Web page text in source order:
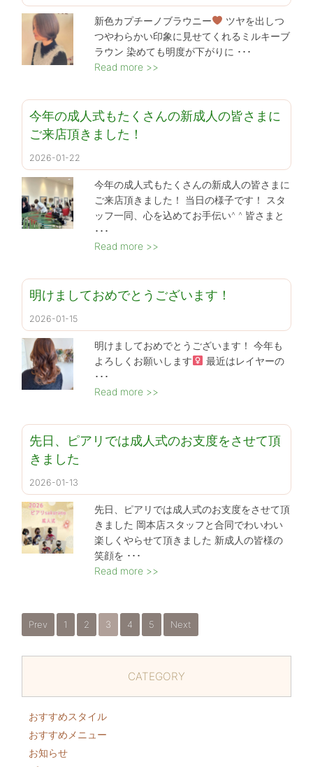
新色カプチーノブラウニー
ツヤを出しつ
つやわらかい印象に見せてくれるミルキーブ
ラウン 染めても明度が下がりに ･･･
Read more >>
今年の成人式もたくさんの新成人の皆さまに
ご来店頂きました！
2026-01-22
今年の成人式もたくさんの新成人の皆さまに
ご来店頂きました！ 当日の様子です！ スタ
ッフ一同、心を込めてお手伝い^ ^ 皆さまと
･･･
Read more >>
明けましておめでとうございます！
2026-01-15
明けましておめでとうございます！ 今年も
よろしくお願いします‍
最近はレイヤーの
･･･
Read more >>
先日、ピアリでは成人式のお支度をさせて頂
きました
2026-01-13
先日、ピアリでは成人式のお支度をさせて頂
きました 岡本店スタッフと合同でわいわい
楽しくやらせて頂きました 新成人の皆様の
笑顔を ･･･
Read more >>
Prev 1 2 3 4 5 Next
CATEGORY
おすすめスタイル
おすすめメニュー
お知らせ